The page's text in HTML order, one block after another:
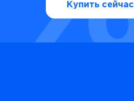
Купить сейчас